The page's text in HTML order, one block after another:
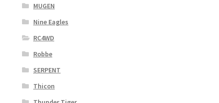
MUGEN
Nine Eagles
RC4WD
Robbe
SERPENT
Thicon